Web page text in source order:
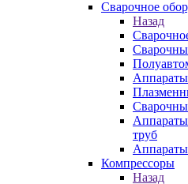
Сварочное
Назад
Аппараты
труб
Компрессоры
Назад